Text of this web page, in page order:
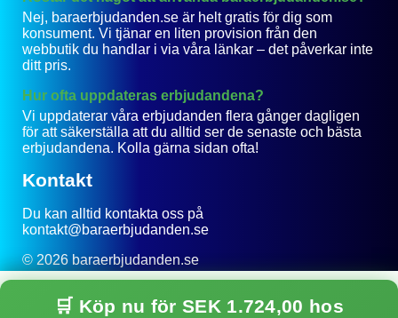
🛒 Köp nu för SEK 1.724,00 hos
Nej, baraerbjudanden.se är helt gratis för dig som
konsument. Vi tjänar en liten provision från den
webbutik du handlar i via våra länkar – det påverkar inte
ditt pris.
Hur ofta uppdateras erbjudandena?
Vi uppdaterar våra erbjudanden flera gånger dagligen
för att säkerställa att du alltid ser de senaste och bästa
erbjudandena. Kolla gärna sidan ofta!
Kontakt
Du kan alltid kontakta oss på
kontakt@baraerbjudanden.se
© 2026 baraerbjudanden.se